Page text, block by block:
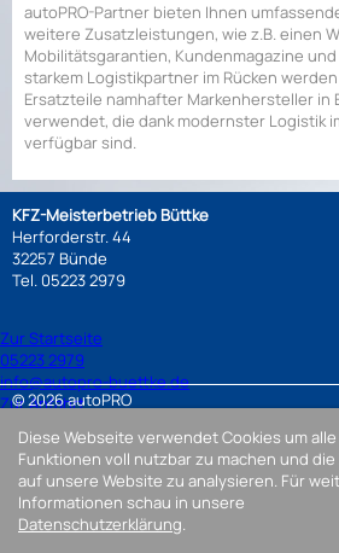
autoPRO-Partner bieten Ihnen
weitere Zusatzleistungen, wie z.B. einen
Mobilitätsgarantien, Kundenmagazine
starkem Logistikpartner im Rücken
Ersatzteile namhafter Markenhersteller
verwendet, die dank modernster Logistik
verfügbar sind.
© 2026 autoPRO
KFZ-Meisterbetrieb Büttke
Herforderstr. 44
32257 Bünde
Tel. 05223 2979
Zur Startseite
05223 2979
info@autopro-buettke.de
Zur Anfahrt
Diese Webseite verwendet Cookies um alle
Funktionen voll nutzbar zu machen und
auf unsere Website zu analysieren. Für
Informationen schau in unsere
Datenschutzerklärung.